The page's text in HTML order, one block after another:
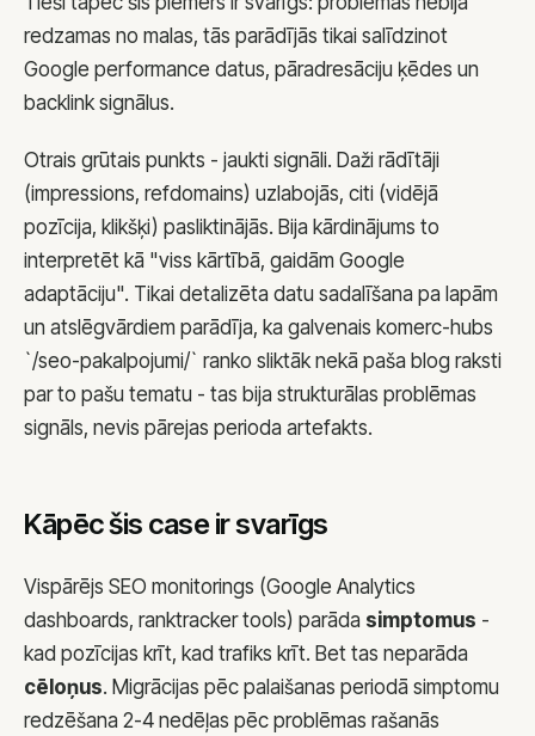
redzamas no malas, tās parādījās tikai salīdzinot
Google performance datus, pāradresāciju ķēdes un
backlink signālus.
Otrais grūtais punkts - jaukti signāli. Daži rādītāji
(impressions, refdomains) uzlabojās, citi (vidējā
pozīcija, klikšķi) pasliktinājās. Bija kārdinājums to
interpretēt kā "viss kārtībā, gaidām Google
adaptāciju". Tikai detalizēta datu sadalīšana pa lapām
un atslēgvārdiem parādīja, ka galvenais komerc-hubs
`/seo-pakalpojumi/` ranko sliktāk nekā paša blog raksti
par to pašu tematu - tas bija strukturālas problēmas
signāls, nevis pārejas perioda artefakts.
Kāpēc šis case ir svarīgs
Vispārējs SEO monitorings (Google Analytics
dashboards, ranktracker tools) parāda simptomus -
kad pozīcijas krīt, kad trafiks krīt. Bet tas neparāda
cēloņus. Migrācijas pēc palaišanas periodā simptomu
redzēšana 2-4 nedēļas pēc problēmas rašanās